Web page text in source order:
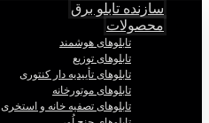
سازنده تابلو برق
محصولات
تابلوهای هوشمند
تابلوهای توزیع
تابلوهای تأییدیه دار کنتوری
تابلوهای موتورخانه
تابلوهای تصفیه خانه و استخری